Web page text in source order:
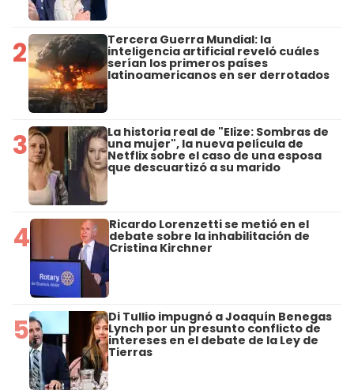
2 Tercera Guerra Mundial: la
inteligencia artificial reveló cuáles
serían los primeros países
latinoamericanos en ser derrotados
3 La historia real de "Elize: Sombras de
una mujer", la nueva película de
Netflix sobre el caso de una esposa
que descuartizó a su marido
4 Ricardo Lorenzetti se metió en el
debate sobre la inhabilitación de
Cristina Kirchner
5 Di Tullio impugnó a Joaquín Benegas
Lynch por un presunto conflicto de
intereses en el debate de la Ley de
Tierras